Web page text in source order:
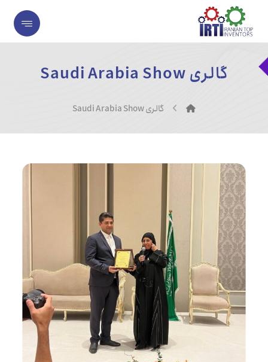
گالری Saudi Arabia Show
گالری Saudi Arabia Show